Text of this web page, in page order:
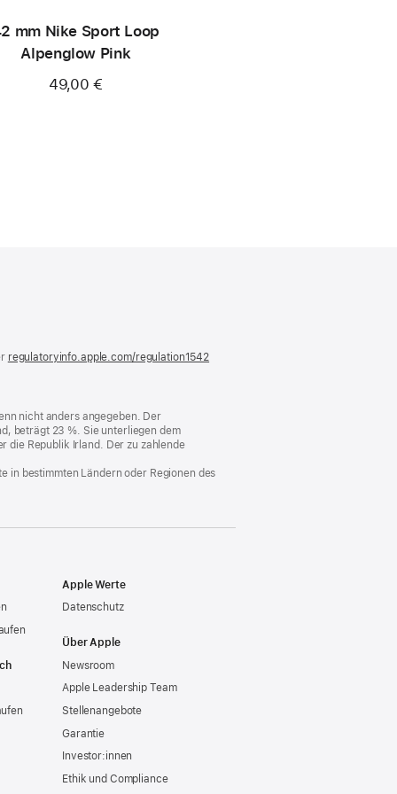
mm Nike Sport Loop
Alpenglow Pink
49,00 €
regulatoryinfo.apple.com/regulation1542
nicht anders angegeben. Der
beträgt 23 %. Sie unterliegen dem
die Republik Irland. Der zu zahlende
in bestimmten Ländern oder Regionen des
Apple Werte
Datenschutz
Über Apple
Newsroom
Apple Leadership Team
Stellenangebote
Garantie
Investor:innen
Ethik und Compliance